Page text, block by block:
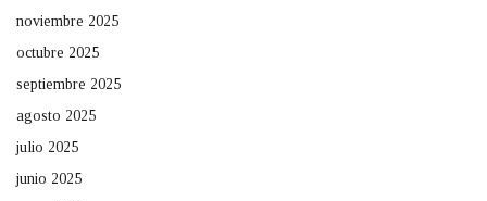
noviembre 2025
octubre 2025
septiembre 2025
agosto 2025
julio 2025
junio 2025